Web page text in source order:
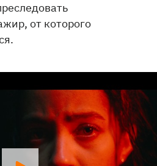
от которого